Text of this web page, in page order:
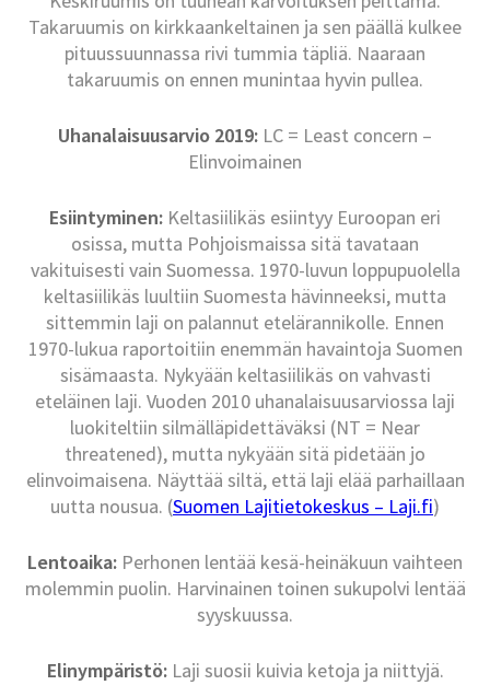
Takaruumis on kirkkaankeltainen ja sen päällä kulkee
pituussuunnassa rivi tummia täpliä. Naaraan
takaruumis on ennen munintaa hyvin pullea.
Uhanalaisuusarvio 2019: LC = Least concern –
Elinvoimainen
Esiintyminen: Keltasiilikäs esiintyy Euroopan eri
osissa, mutta Pohjoismaissa sitä tavataan
vakituisesti vain Suomessa. 1970-luvun loppupuolella
keltasiilikäs luultiin Suomesta hävinneeksi, mutta
sittemmin laji on palannut etelärannikolle. Ennen
1970-lukua raportoitiin enemmän havaintoja Suomen
sisämaasta. Nykyään keltasiilikäs on vahvasti
eteläinen laji. Vuoden 2010 uhanalaisuusarviossa laji
luokiteltiin silmälläpidettäväksi (NT = Near
threatened), mutta nykyään sitä pidetään jo
elinvoimaisena. Näyttää siltä, että laji elää parhaillaan
uutta nousua. (Suomen Lajitietokeskus – Laji.fi)
Lentoaika: Perhonen lentää kesä-heinäkuun vaihteen
molemmin puolin. Harvinainen toinen sukupolvi lentää
syyskuussa.
Elinympäristö:Laji suosii kuivia ketoja ja niittyjä.